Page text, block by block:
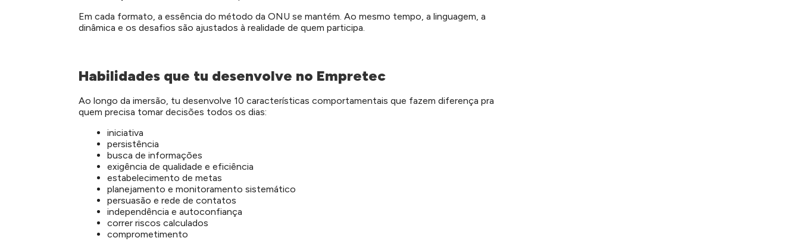
Em cada formato, a essência do método da ONU se mantém. Ao mesmo tempo, a linguagem, a
dinâmica e os desafios são ajustados à realidade de quem participa.
Habilidades que tu desenvolve no Empretec
Ao longo da imersão, tu desenvolve 10 características comportamentais que fazem diferença pra
quem precisa tomar decisões todos os dias:
iniciativa
persistência
busca de informações
exigência de qualidade e eficiência
estabelecimento de metas
planejamento e monitoramento sistemático
persuasão e rede de contatos
independência e autoconfiança
correr riscos calculados
comprometimento